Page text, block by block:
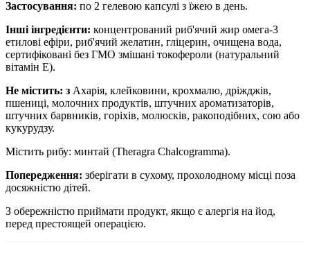
Застосування: по 2 гелевою капсулі з їжею в день.
Інші інгредієнти: концентрований риб'ячий жир омега-3
етилові ефіри, риб'ячий желатин, гліцерин, очищена вода,
сертифіковані без ГМО змішані токофероли (натуральний
вітамін Е).
Не містить: з Ахарія, клейковини, крохмалю, дріжджів,
пшениці, молочних продуктів, штучних ароматизаторів,
штучних барвників, горіхів, молюсків, ракоподібних, сою або
кукурудзу.
Містить рибу: минтай (Theragra Chalcogramma).
Попередження: зберігати в сухому, прохолодному місці поза
досяжністю дітей.
З обережністю приймати продукт, якщо є алергія на йод,
перед престоящей операцією.